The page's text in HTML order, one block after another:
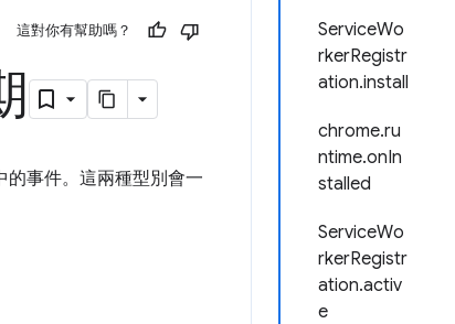
ServiceWo
rkerRegistr
ation.install
chrome.ru
ntime.onIn
stalled
ServiceWo
rkerRegistr
ation.activ
e
這對你有幫助嗎？
的事件。這兩種型別會一